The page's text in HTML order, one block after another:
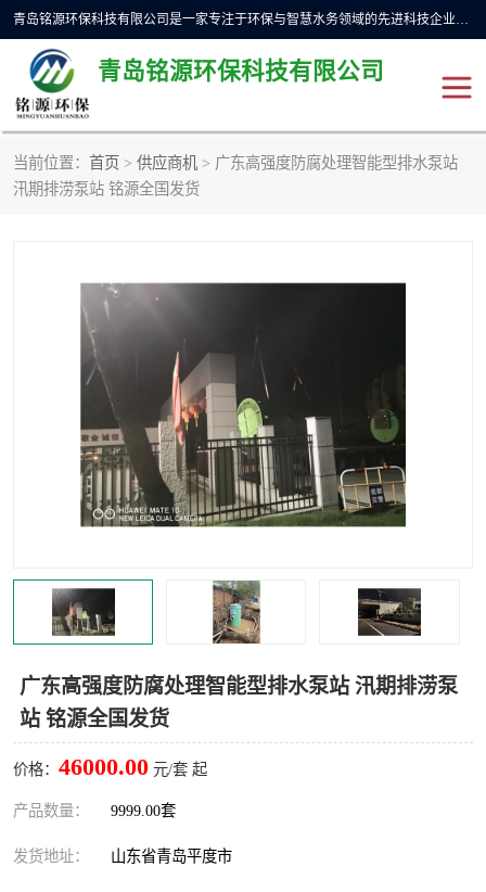
青岛铭源环保科技有限公司是一家专注于环保与智慧水务领域的先进科技企业，公司专注于云智能一体化预制泵站、水务循环利用、海绵城市、云智慧水务开发及新型环保技术研发等领域。铭源环保以为客户提供优质产品、专业技术服务为己任。为客户提供量身定制方案，提供多种配置方案满足实际使用要求。严控供货周期，并提供高标准后期维护。以环保为己任，视质量如生命，以技术做先导，靠诚信赢客户。
青岛铭源环保科技有限公司
当前位置： 首页 > 供应商机 > 广东高强度防腐处理智能型排水泵站
汛期排涝泵站 铭源全国发货
广东高强度防腐处理智能型排水泵站 汛期排涝泵
站 铭源全国发货
价格： 46000.00 元/套 起
产品数量： 9999.00套
发货地址： 山东省青岛平度市
一体化HMPP泵站
下开式堰门
加压泵房/灌溉泵房
不锈钢浮筒阀 真空冲洗装置
雨水收集回用装置 门式冲洗装置
智能一体化灌溉泵房 一体化污水处理泵房
一体化泵闸
真空冲洗设备
水平自清洗格栅